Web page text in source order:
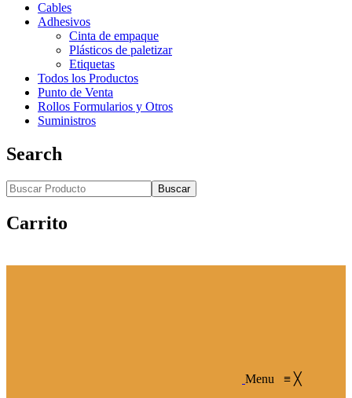
Cables
Adhesivos
Cinta de empaque
Plásticos de paletizar
Etiquetas
Todos los Productos
Punto de Venta
Rollos Formularios y Otros
Suministros
Search
Buscar
Carrito
Menu ≡ ╳